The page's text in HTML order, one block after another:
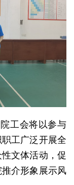
工会将以参与
工广泛开展全
文体活动，促
介形象展示风